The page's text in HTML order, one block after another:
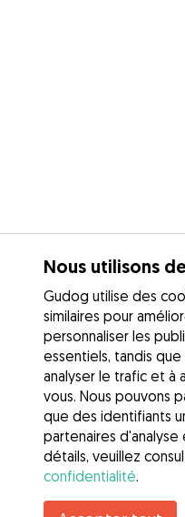
Nous utilisons
Gudog utilise des
similaires pour
personnaliser les
essentiels, tandis
analyser le trafic et à
vous. Nous pouvons
que des identifiants
partenaires
détails, veuillez
confidentialité.